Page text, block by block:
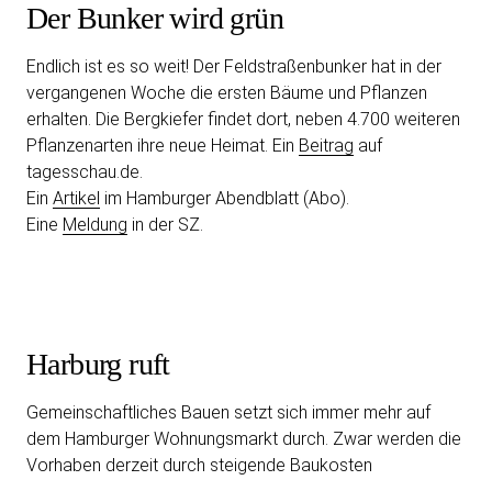
Der Bunker wird grün
Endlich ist es so weit! Der Feldstraßenbunker hat in der
vergangenen Woche die ersten Bäume und Pflanzen
erhalten. Die Bergkiefer findet dort, neben 4.700 weiteren
Pflanzenarten ihre neue Heimat. Ein Beitrag auf
tagesschau.de.
Ein Artikel im Hamburger Abendblatt (Abo).
Eine Meldung in der SZ.
Harburg ruft
Gemeinschaftliches Bauen setzt sich immer mehr auf
dem Hamburger Wohnungsmarkt durch. Zwar werden die
Vorhaben derzeit durch steigende Baukosten